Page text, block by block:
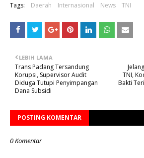
Tags: Daerah Internasional News TNI
TNI,
Bakti
LEBIH LAMA
Trans Padang Tersandung
Korupsi, Supervisor Audit
Diduga Tutupi Penyimpangan
Dana Subsidi
POSTING KOMENTAR
0 Komentar